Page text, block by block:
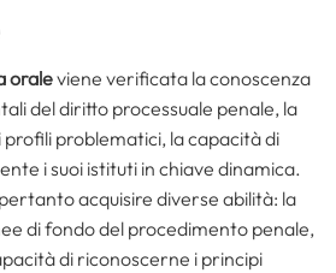
oraleviene verificata la conoscenza
del diritto processuale penale, la
problematici, la capacità di
i suoi istituti in chiave dinamica.
acquisire diverse abilità: la
di fondo del procedimento penale,
di riconoscerne i principi